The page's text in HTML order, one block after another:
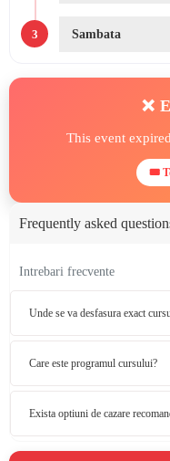
3 Sambata
❌
This event
🎟
Frequently asked
Intrebari frecvente
Unde se va desfasura exact
Care este programul cursului?
Exista optiuni de cazare